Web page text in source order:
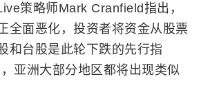
策略师Mark Cranfield指出，
全面恶化，投资者将资金从股票
和台股是此轮下跌的先行指
亚洲大部分地区都将出现类似